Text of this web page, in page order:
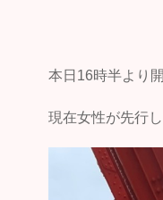
本日16時半より
現在女性が先行